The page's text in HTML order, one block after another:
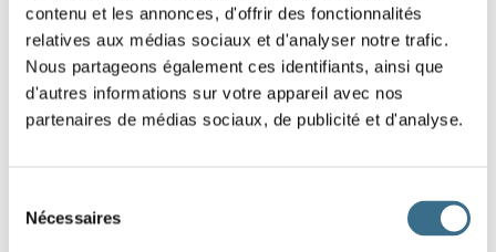
contenu et les annonces, d'offrir des fonctionnalités
relatives aux médias sociaux et d'analyser notre trafic.
Nous partageons également ces identifiants, ainsi que
d'autres informations sur votre appareil avec nos
partenaires de médias sociaux, de publicité et d'analyse.
Nécessaires